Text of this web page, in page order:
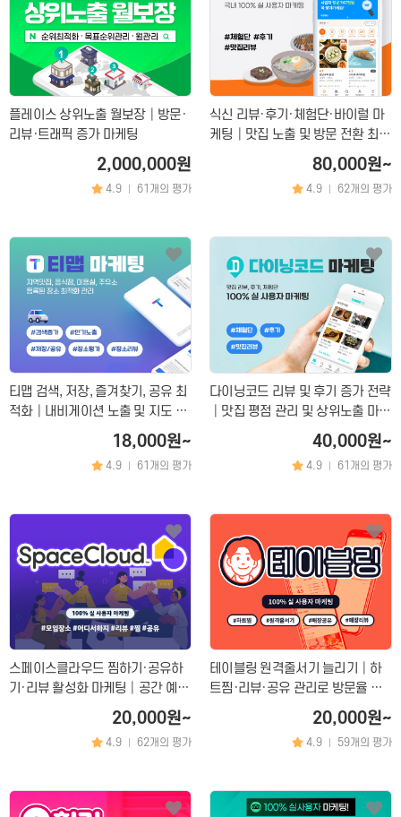
카페
커뮤니티
지식인│질문 Q&A
언론,기자,뉴스 구독
기타│플랫폼
웹툰│웹소설
플레이스 상위노출 월보장│방문·
리뷰·트래픽 증가 마케팅
2,000,000원
4.9 61개의 평가
식신 리뷰·후기·체험단·바이럴 마
케팅│맛집 노출 및 방문 전환 최적
80,000원~
4.9 62개의 평가
티맵 검색, 저장, 즐겨찾기, 공유 최
적화│내비게이션 노출 및 지도 상
위노출 마케팅 서비스
18,000원~
4.9 61개의 평가
다이닝코드 리뷰 및 후기 증가 전략
│맛집 평점 관리 및 상위노출 마케
40,000원~
4.9 61개의 평가
스페이스클라우드 찜하기·공유하
기·리뷰 활성화 마케팅│공간 예약
상위노출 트래픽 관리 전문
20,000원~
4.9 62개의 평가
테이블링 원격줄서기 늘리기│하
트찜·리뷰·공유 관리로 방문율 상
20,000원~
4.9 59개의 평가